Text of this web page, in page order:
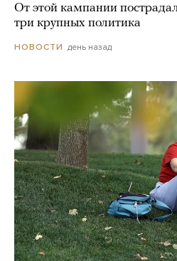
От этой кампании
три крупных политика
НОВОСТИ день назад